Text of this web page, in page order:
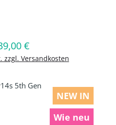
Preis:
€
zzgl. Versandkosten
NEW IN
Wie neu